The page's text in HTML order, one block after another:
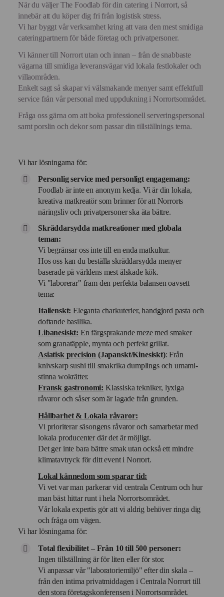
När du väljer The Foodlab för din catering i Norrort, så
innebär att du köper dig fri från logistisk stress.
Vi har byggt vår verksamhet kring att vara den mest smidiga
cateringpartnern för både företag och privatpersoner.
Vi känner till Norrort utan och innan – från de snabbaste
vägarna till smidiga leveransvägar vid lokala festlokaler och
villaområden.
Enkelt sagt så skapar vi välsmakande menyer samt effektfull
service från vår personal med uppdukning i Norrortsområdet.
Fråga oss gärna om att boka professionell serveringspersonal
samt porslin och dekor som passar din tillställnings tema.
Vi har lösningarna för:
Personlig service med personligt engagemang:
Foodlab är inte en anonym kedja. Vi är din lokala,
kreativa matkreatör som brinner för att Norrorts
näringsliv och privatpersoner ska äta bättre.
Skräddarsydda matkreationer med globala
teman:
Vi begränsar oss inte till en enda matkultur.
Hos oss kan du beställa skräddarsydda menyer
baserade på världens mest älskade kök.
Vi "laborerar" fram den perfekta balansen oavsett
tema:
Italienskt: Eleganta charkuterier, handgjord pasta och
doftande basilika.
Libanesiskt: En färgsprakande meze med smaker
som granatäpple, mynta och perfekt grillat.
Asiatisk precision (Japanskt/Kinesiskt): Från
knivskarp sushi till smakrika dumplings och umami-
stinna wokrätter.
Fransk gastronomi: Klassiska tekniker, lyxiga
råvaror och såser som är lagade från grunden.
Hållbarhet & Lokala råvaror:
Vi prioriterar säsongens råvaror och samarbetar med
lokala producenter där det är möjligt.
Det ger inte bara bättre smak utan också ett mindre
klimatavtryck för ditt event i Norrort.
Lokal kännedom som sparar tid:
Vi vet var man parkerar vid centrala Centrum och hur
man bäst hittar runt i hela Norrortsområdet.
Vår lokala expertis gör att vi aldrig behöver ringa dig
och fråga om vägen.
Vi har lösningarna för:
Total flexibilitet – Från 10 till 500 personer:
Ingen tillställning är för liten eller för stor.
Vi anpassar vår "laboratoriemiljö" efter din skala –
från den intima privatmiddagen i Centrala Norrort till
den stora företagskonferensen i Norrortsområdet.